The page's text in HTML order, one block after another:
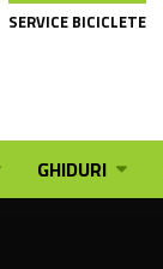
SERVICE BICICLETE
GHIDURI